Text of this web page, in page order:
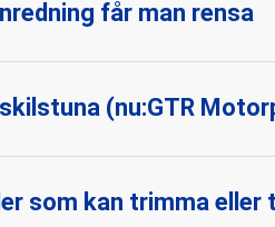
får man rensa
(nu:GTR
som kan trimma eller